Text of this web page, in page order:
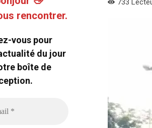
rencontrer.
vous pour
du jour
boîte de
733